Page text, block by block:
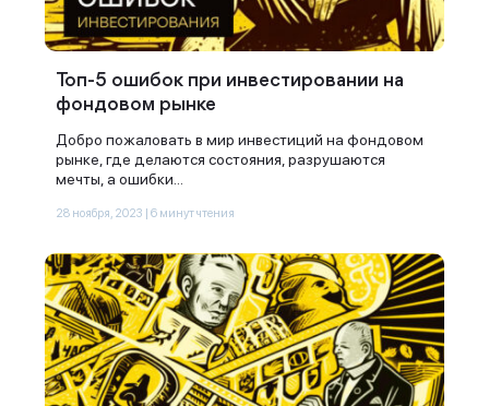
Топ-5 ошибок при инвестировании на
фондовом рынке
Добро пожаловать в мир инвестиций на фондовом
рынке, где делаются состояния, разрушаются
мечты, а ошибки...
28 ноября, 2023 | 6 минут чтения